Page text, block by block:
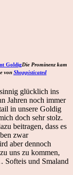
Die Prominenz kam
von Shoppisticated
glücklich ins
Jahren noch immer
in unsere Goldig
doch sehr stolz.
beitragen, dass es
zwar
aber dennoch
uns zu kommen,
Softeis und Smaland